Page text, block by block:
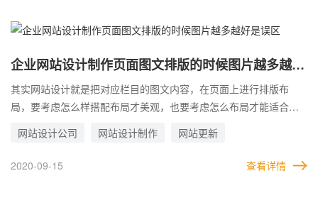
企业网站设计制作页面图文排版的时候图片越多越好
是误区
其实网站设计就是把对应栏目的图文内容，在页面上进行排版布
局，要考虑怎么样搭配布局才美观，也要考虑怎么布局才能适合阅
是页面色彩的搭配，风格的选择，内容的展示，还要考虑用户的习
惯，对页面的设计，每个企业都有自己的想法，有的企业喜欢图
网站设计公司 网站设计制作 网站更新
2020-09-15 查看详情